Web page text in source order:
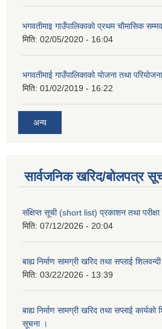
भगवतीमाइ गाउँपालिकाकाे प्रथम चाैमासिक
मिति: 02/05/2020 - 16:04
भगवतीमाई गाउँपालिकाको याेजना तथा
मिति: 01/02/2019 - 16:22
अन्य
सार्वजनिक खरिद/बोलपत्र
संक्षिप्त सूची (short list) प्रकाशन तथा
मिति: 07/12/2026 - 20:04
बाह्य निर्माण सामग्री खरिद तथा सप्लाई
मिति: 03/22/2026 - 13:39
बाह्य निर्माण सामग्री खरिद तथा सप्लाई
सूचना ।